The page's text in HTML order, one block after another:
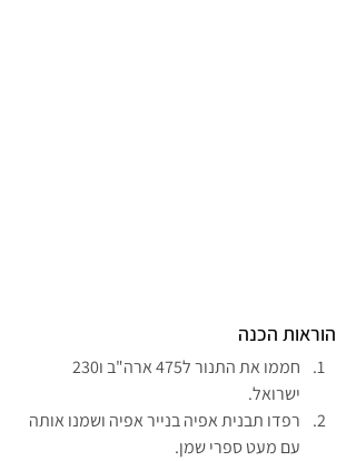
הוראות הכנה
ישרואל.
רפדו תבנית אפיה בנייר אפיה ושמנו אותה
עם מעט ספרי שמן.